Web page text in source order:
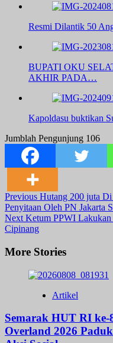
Resmi Dilantik 50
BUPATI OKU
AKHIR PADA…
Kapoldasu buktikan
Jumblah Pengunjung 106
Post
Navigation
Previous Hutang 200 juta Di
Penyitaan Oleh PN Jakarta
Next Ketum PPWI
Cipinang
More Stories
Artikel
Semarak HUT RI ke-
Overland 2026